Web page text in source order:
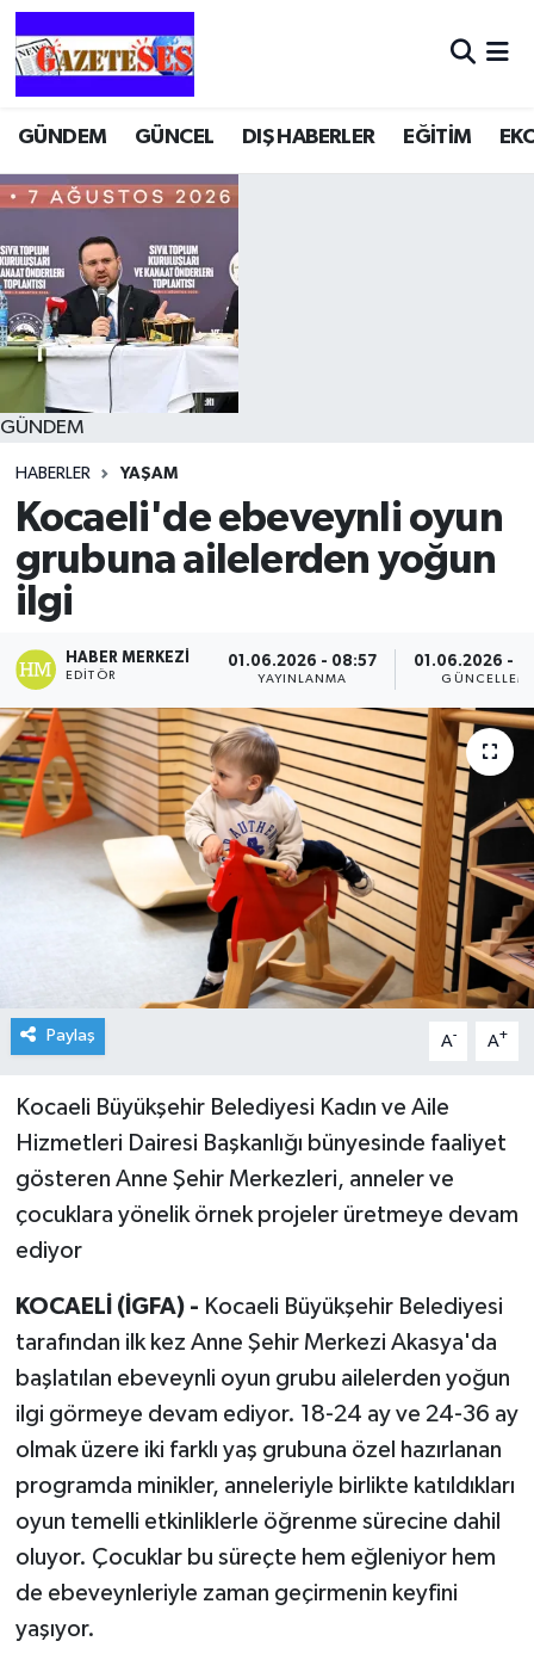
GÜNDEM GÜNCEL DIŞ HABERLER EĞİTİM
GÜNDEM
HABERLER YAŞAM
Kocaeli'de ebeveynli oyun
grubuna ailelerden yoğun
ilgi
HABER MERKEZI
EDITÖR
01.06.2026 - 08:57
YAYINLANMA
01.06.2026 -
Paylaş A- A+
Kocaeli Büyükşehir Belediyesi Kadın ve Aile
Hizmetleri Dairesi Başkanlığı bünyesinde faaliyet
gösteren Anne Şehir Merkezleri, anneler ve
çocuklara yönelik örnek projeler üretmeye devam
ediyor
KOCAELİ (İGFA) - Kocaeli Büyükşehir Belediyesi
tarafından ilk kez Anne Şehir Merkezi Akasya'da
başlatılan ebeveynli oyun grubu ailelerden yoğun
ilgi görmeye devam ediyor. 18-24 ay ve 24-36 ay
olmak üzere iki farklı yaş grubuna özel hazırlanan
programda minikler, anneleriyle birlikte katıldıkları
oyun temelli etkinliklerle öğrenme sürecine dahil
oluyor. Çocuklar bu süreçte hem eğleniyor hem
de ebeveynleriyle zaman geçirmenin keyfini
yaşıyor.